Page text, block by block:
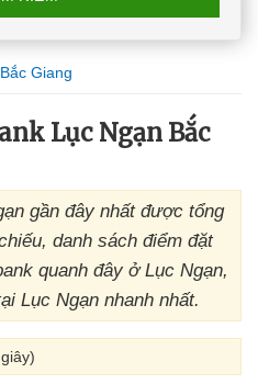
Giang
Lục Ngạn Bắc
gần đây nhất được tổng
danh sách điểm đặt
quanh đây ở Lục Ngạn,
Lục Ngạn nhanh nhất.